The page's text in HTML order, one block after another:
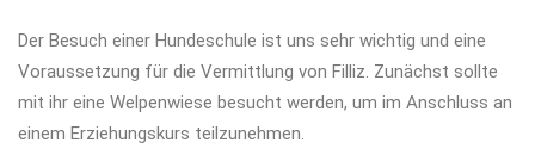
Der Besuch einer Hundeschule ist uns sehr wichtig und eine
Voraussetzung für die Vermittlung von Filliz. Zunächst sollte
mit ihr eine Welpenwiese besucht werden, um im Anschluss an
einem Erziehungskurs teilzunehmen.